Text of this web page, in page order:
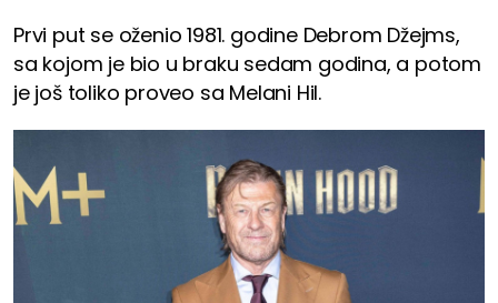
Prvi put se oženio 1981. godine Debrom Džejms,
sa kojom je bio u braku sedam godina, a potom
je još toliko proveo sa Melani Hil.